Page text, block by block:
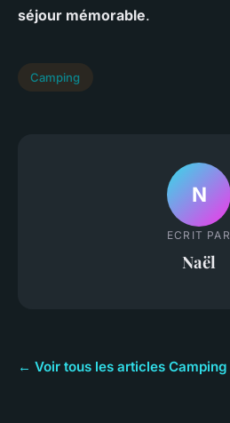
séjour mémorable.
Camping
N
ECRIT PAR
Naël
← Voir tous les articles Camping